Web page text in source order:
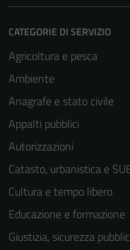
CATEGORIE DI SERVIZIO
Agricoltura e pesca
Ambiente
Anagrafe e stato civile
Appalti pubblici
Autorizzazioni
Catasto, urbanistica e
Cultura e tempo libero
Educazione e formazione
Giustizia, sicurezza